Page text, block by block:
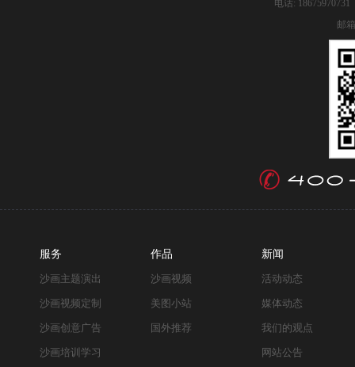
电话:
邮
服务
沙画主题演出
沙画视频定制
沙画创意广告
沙画培训学习
作品
沙画视频
美图小站
国外推荐
新闻
活动动态
媒体动态
我们的观点
网站公告